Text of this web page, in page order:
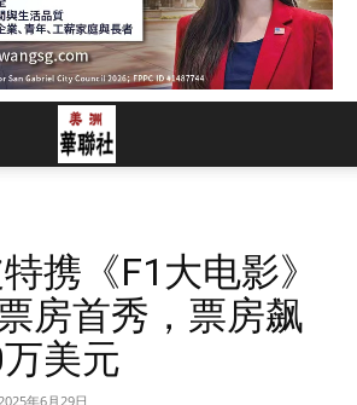
携《F1大电影》
房首秀，票房飙
美元
年6月29日